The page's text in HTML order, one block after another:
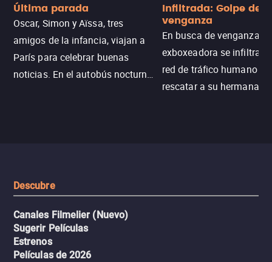
Última parada
Oscar, Simon y Aïssa, tres
amigos de la infancia, viajan a
París para celebrar buenas
noticias. En el autobús nocturno
Infiltrada: Golpe de
venganza
En busca de venganza,
exboxeadora se infiltra
red de tráfico humano
rescatar a su hermana
Descubre
Canales Filmelier (Nuevo)
Sugerir Películas
Estrenos
Películas de 2026